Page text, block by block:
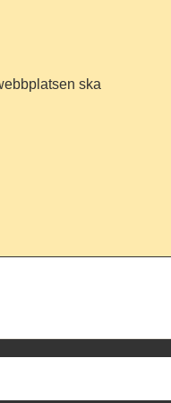
ska